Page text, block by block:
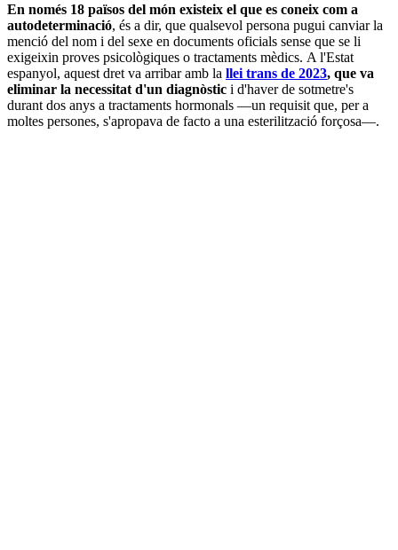
En només 18 països del món existeix el que es coneix com a
autodeterminació, és a dir, que qualsevol persona pugui canviar la
menció del nom i del sexe en documents oficials sense que se li
exigeixin proves psicològiques o tractaments mèdics. A l'Estat
espanyol, aquest dret va arribar amb la llei trans de 2023, que va
eliminar la necessitat d'un diagnòstic i d'haver de sotmetre's
durant dos anys a tractaments hormonals —un requisit que, per a
moltes persones, s'apropava de facto a una esterilització forçosa—.